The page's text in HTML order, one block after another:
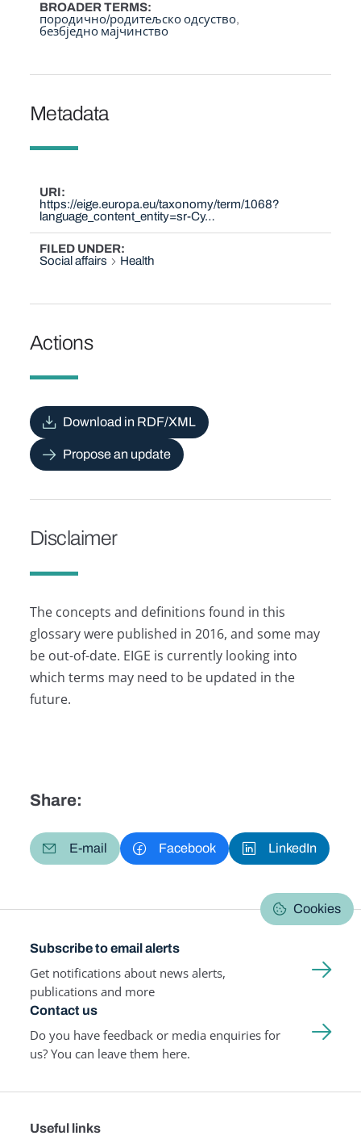
BROADER TERMS
породично/родитељско одсуство
безбједно мајчинство
Metadata
URI
https://eige.europa.eu/taxonomy/term/1068?
language_content_entity=sr-Cy…
FILED UNDER
Social affairs
Health
Actions
Download in RDF/XML
Propose an update
Disclaimer
The concepts and definitions found in this
glossary were published in 2016, and some may
be out-of-date. EIGE is currently looking into
which terms may need to be updated in the
future.
Share:
E-mail Facebook LinkedIn
Cookies
Subscribe to email alerts
Get notifications about news alerts,
publications and more
Contact us
Do you have feedback or media enquiries for
us? You can leave them here.
Useful links